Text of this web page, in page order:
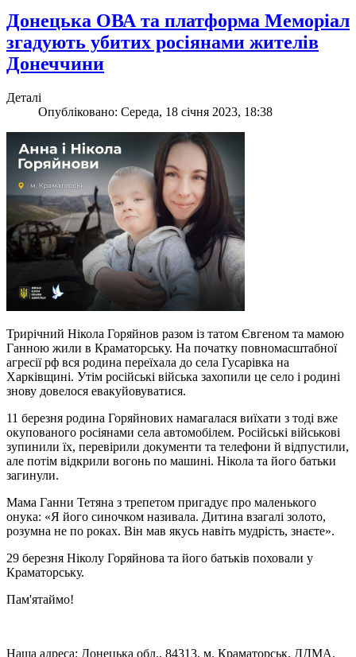
Донецька ОВА та платформа Меморіал
згадують убитих росіянами жителів
Донеччини
Деталі
Опубліковано: Середа, 18 січня 2023, 18:38
Трирічний Нікола Горяйнов разом із татом Євгеном та мамою
Ганною жили в Краматорську. На початку повномасштабної
агресії рф вся родина переїхала до села Гусарівка на
Харківщині. Утім російські війська захопили це село і родині
знову довелося евакуйовуватися.
11 березня родина Горяйнових намагалася виїхати з тоді вже
окупованого росіянами села автомобілем. Російські військові
зупинили їх, перевірили документи та телефони й відпустили,
але потім відкрили вогонь по машині. Нікола та його батьки
загинули.
Мама Ганни Тетяна з трепетом пригадує про маленького
онука: «Я його синочком називала. Дитина взагалі золото,
розумна не по роках. Він мав якусь навіть мудрість, знаєте».
29 березня Ніколу Горяйнова та його батьків поховали у
Краматорську.
Пам'ятаймо!
Наша адреса: Донецька обл., 84313, м. Краматорськ, ДДМА,